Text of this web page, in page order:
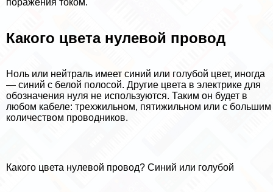
поражения током.
Какого цвета нулевой провод
Ноль или нейтраль имеет синий или гoлyбой цвет, иногда
— синий с белой полосой. Другие цвета в электрике для
обозначения нуля не используются. Таким он будет в
любом кабеле: трехжильном, пятижильном или с большим
количеством проводников.
Какого цвета нулевой провод? Синий или гoлyбой